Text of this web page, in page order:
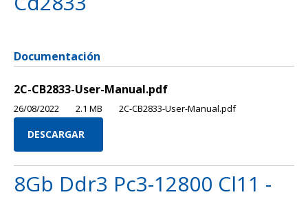
Documentación
2C-CB2833-User-Manual.pdf
26/08/2022 2.1 MB 2C-CB2833-User-Manual.pdf
DESCARGAR
8Gb Ddr3 Pc3-12800 Cl11 -